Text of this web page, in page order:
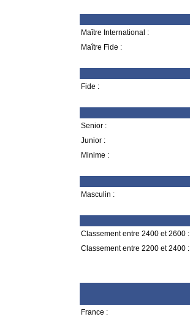
Maître International :
Maître Fide :
Fide :
Senior :
Junior :
Minime :
Masculin :
Classement entre 2400 et 2600 :
Classement entre 2200 et 2400 :
France :